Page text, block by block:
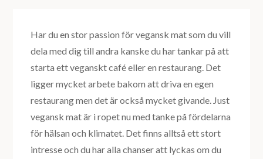
Har du en stor passion för vegansk mat som du vill
dela med dig till andra kanske du har tankar på att
starta ett veganskt café eller en restaurang. Det
ligger mycket arbete bakom att driva en egen
restaurang men det är också mycket givande. Just
vegansk mat är i ropet nu med tanke på fördelarna
för hälsan och klimatet. Det finns alltså ett stort
intresse och du har alla chanser att lyckas om du